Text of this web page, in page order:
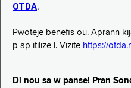
OTDA.
Pwoteje benefis ou. Aprann
p ap itilize l. Vizite https://
Di nou sa w panse! Pran